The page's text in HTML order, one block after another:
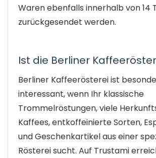
Waren ebenfalls innerhalb von 14
zurückgesendet werden.
Ist die Berliner
Berliner Kaffeerösterei ist
interessant, wenn Ihr klassische
Trommelröstungen, viele
Kaffees, entkoffeinierte Sorten,
und Geschenkartikel aus einer
Rösterei sucht. Auf Trustami